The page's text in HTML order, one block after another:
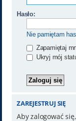
Hasło:
Nie pamiętam
Zapamiętaj
Ukryj mój
ZAREJESTRUJ SIĘ
Aby zalogować